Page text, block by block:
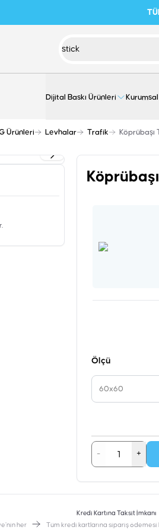
Dijital Baskı Ürünleri
Ürünleri Levhalar Trafik Köprübaşı
Ölçü
60x60
- +
her
Kredi Kartına Taksit İmkanı
‎Tüm kredi kartlarına sipariş ödemesi